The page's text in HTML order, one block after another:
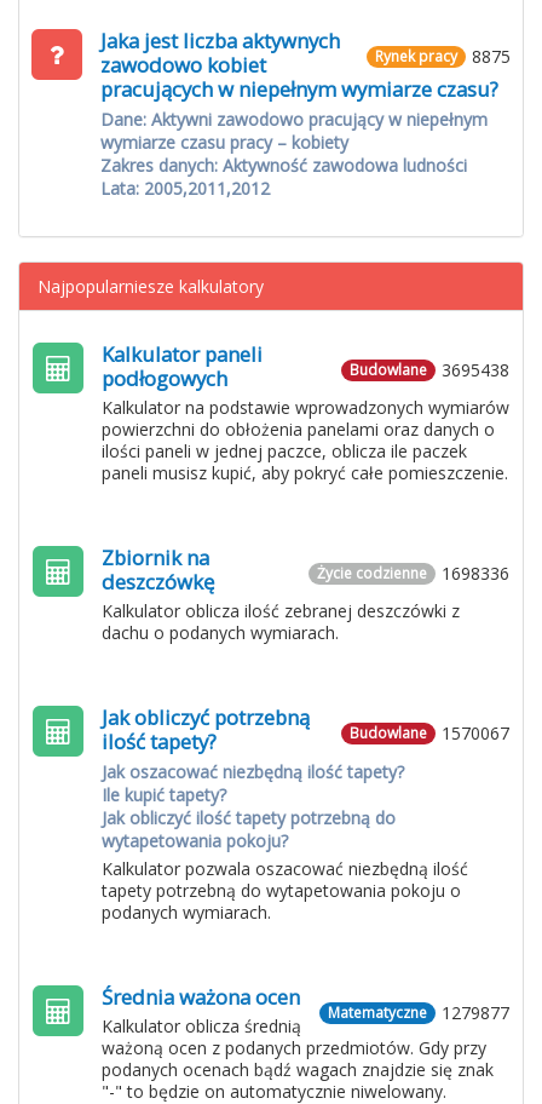
8875
Rynek pracy
Jaka jest liczba aktywnych
zawodowo kobiet
pracujących w niepełnym wymiarze czasu?
Dane: Aktywni zawodowo pracujący w niepełnym
wymiarze czasu pracy – kobiety
Zakres danych: Aktywność zawodowa ludności
Lata: 2005,2011,2012
Najpopularniesze kalkulatory
3695438
Budowlane
Kalkulator paneli
podłogowych
Kalkulator na podstawie wprowadzonych wymiarów
powierzchni do obłożenia panelami oraz danych o
ilości paneli w jednej paczce, oblicza ile paczek
paneli musisz kupić, aby pokryć całe pomieszczenie.
1698336
Życie codzienne
Zbiornik na
deszczówkę
Kalkulator oblicza ilość zebranej deszczówki z
dachu o podanych wymiarach.
1570067
Budowlane
Jak obliczyć potrzebną
ilość tapety?
Jak oszacować niezbędną ilość tapety?
Ile kupić tapety?
Jak obliczyć ilość tapety potrzebną do
wytapetowania pokoju?
Kalkulator pozwala oszacować niezbędną ilość
tapety potrzebną do wytapetowania pokoju o
podanych wymiarach.
1279877
Matematyczne
Średnia ważona ocen
Kalkulator oblicza średnią
ważoną ocen z podanych przedmiotów. Gdy przy
podanych ocenach bądź wagach znajdzie się znak
"-" to będzie on automatycznie niwelowany.